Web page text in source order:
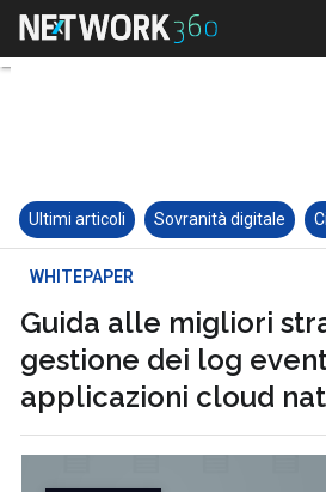
Ultimi articoli Sovranità digitale
WHITEPAPER
Guida alle migliori
gestione dei log
applicazioni cloud